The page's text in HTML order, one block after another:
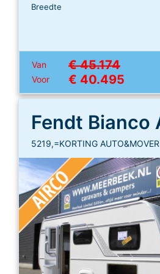
Breedte
Van € 45.174
Voor € 40.495
5219,=KORTING AUTO&MOVER